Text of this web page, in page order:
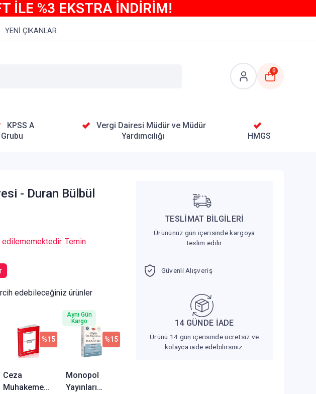
İLE %3 EKSTRA İNDİRİM!
YENİ ÇIKANLAR
0
KPSS A
Grubu
Vergi Dairesi Müdür ve Müdür
Yardımcılığı
HMGS
- Duran Bülbül
Temin
edebileceğiniz ürünler
Ceza
Muhakemesi
%15
Monopol
Yayınları
%15
Aynı Gün
Kargo
TESLİMAT BİLGİLERİ
Ürününüz gün içerisinde kargoya
teslim edilir
Güvenli Alışveriş
14 GÜNDE İADE
Ürünü 14 gün içerisinde ücretsiz ve
kolayca iade edebilirsiniz.